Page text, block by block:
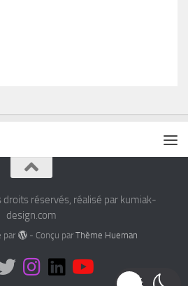
droits réservés, réalisé par kumiak-
design.com
par - Conçu par Thème Hueman